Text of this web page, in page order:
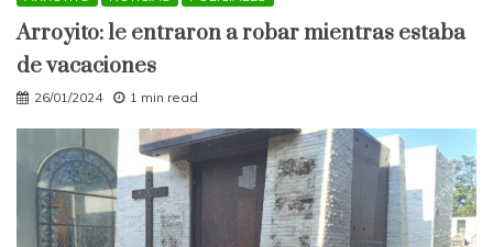
Arroyito: le entraron a robar mientras estaba
de vacaciones
26/01/2024 1 min read